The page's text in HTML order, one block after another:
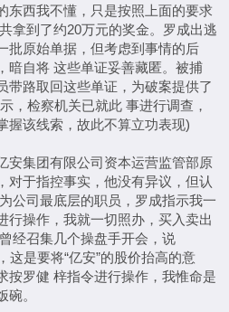
东西我不懂，只是按照上面的要求
拿到了约20万元的奖金。罗成出逃
批原始单据，但考虑到事情的后
暗自将 这些单证妥善藏匿。被捕
带路取回这些单证，为破案提供了
，检察机关已就此 事进行调查，
握该线索，故此不算立功表现)
集团有限公司资本运营监管部原
对于指控事实，他没有异议，但认
公司最底层的职员，罗成指示我一
行操作，我就一切照办，买入卖出
经召集几个操盘手开会，说
这是要将“亿安”的股价抬高的意
按罗健 梓指令进行操作，我惟命是
碗。